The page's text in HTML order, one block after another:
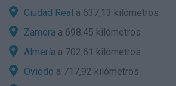
Ciudad Real a 637,13 kilómetros
Zamora a 698,45 kilómetros
Almería a 702,61 kilómetros
Oviedo a 717,92 kilómetros